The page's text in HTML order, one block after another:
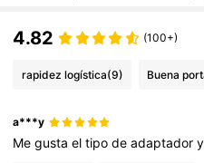
4.82 (100+)
rapidez logística(9) Buena
a***y
Megustaeltipodeadaptadory